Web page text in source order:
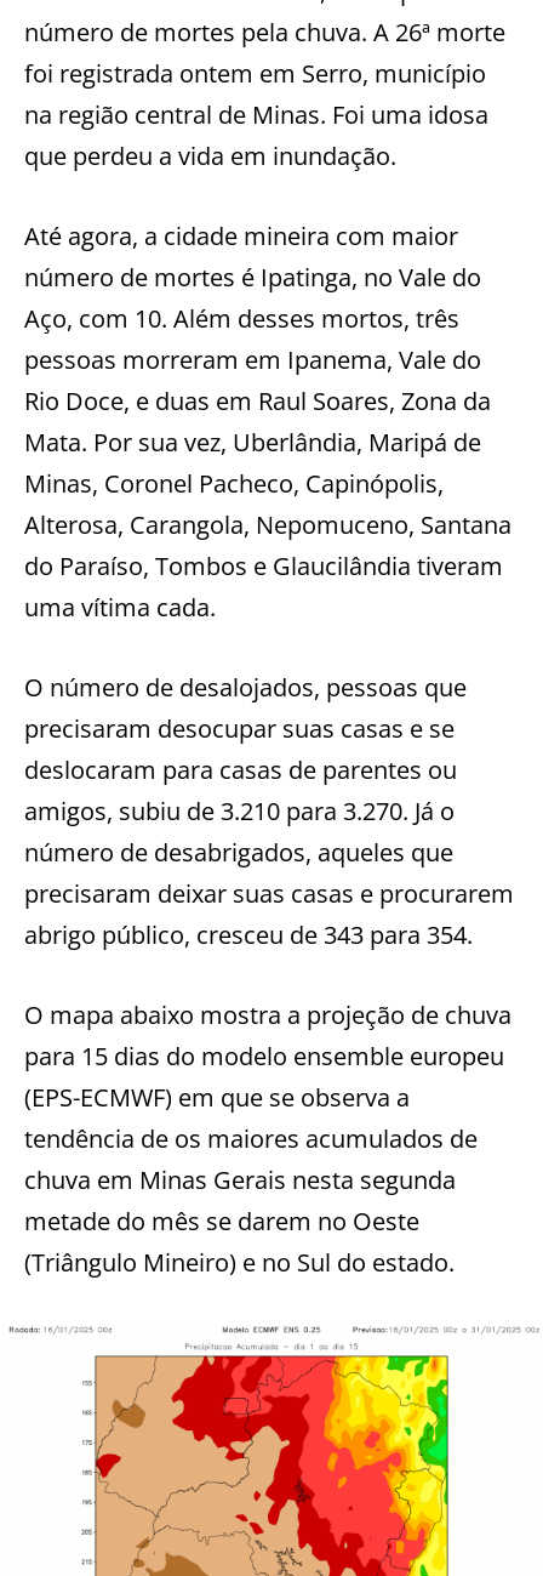
número de mortes pela chuva. A 26ª morte
foi registrada ontem em Serro, município
na região central de Minas. Foi uma idosa
que perdeu a vida em inundação.
Até agora, a cidade mineira com maior
número de mortes é Ipatinga, no Vale do
Aço, com 10. Além desses mortos, três
pessoas morreram em Ipanema, Vale do
Rio Doce, e duas em Raul Soares, Zona da
Mata. Por sua vez, Uberlândia, Maripá de
Minas, Coronel Pacheco, Capinópolis,
Alterosa, Carangola, Nepomuceno, Santana
do Paraíso, Tombos e Glaucilândia tiveram
uma vítima cada.
O número de desalojados, pessoas que
precisaram desocupar suas casas e se
deslocaram para casas de parentes ou
amigos, subiu de 3.210 para 3.270. Já o
número de desabrigados, aqueles que
precisaram deixar suas casas e procurarem
abrigo público, cresceu de 343 para 354.
O mapa abaixo mostra a projeção de chuva
para 15 dias do modelo ensemble europeu
(EPS-ECMWF) em que se observa a
tendência de os maiores acumulados de
chuva em Minas Gerais nesta segunda
metade do mês se darem no Oeste
(Triângulo Mineiro) e no Sul do estado.